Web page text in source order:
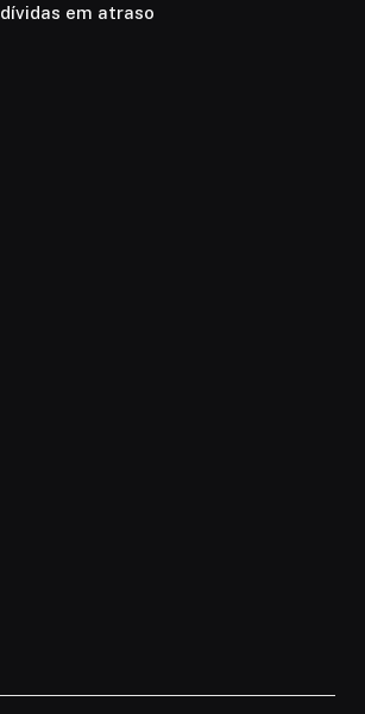
dívidas em atraso